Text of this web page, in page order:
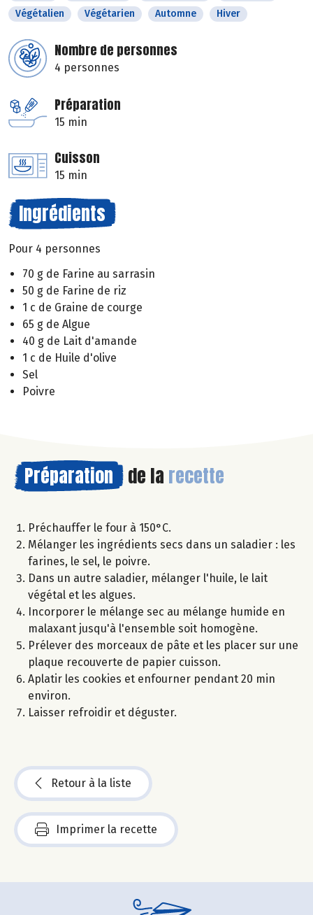
Végétalien
Végétarien Automne Hiver
Nombre de personnes
4 personnes
Préparation
15 min
Cuisson
15 min
Ingrédients
Pour 4 personnes
70 g de Farine au sarrasin
50 g de Farine de riz
1 c de Graine de courge
65 g de Algue
40 g de Lait d'amande
1 c de Huile d'olive
Sel
Poivre
Préparation de la recette
Préchauffer le four à 150°C.
Mélanger les ingrédients secs dans un saladier : les
farines, le sel, le poivre.
Dans un autre saladier, mélanger l'huile, le lait
végétal et les algues.
Incorporer le mélange sec au mélange humide en
malaxant jusqu'à l'ensemble soit homogène.
Prélever des morceaux de pâte et les placer sur une
plaque recouverte de papier cuisson.
Aplatir les cookies et enfourner pendant 20 min
environ.
Laisser refroidir et déguster.
Retour à la liste
Imprimer la recette